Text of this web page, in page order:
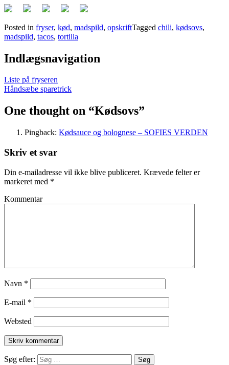
Posted in fryser, kød, madspild, opskriftTagged chili, kødsovs,
madspild, tacos, tortilla
Indlægsnavigation
Liste på fryseren
Håndsæbe sparetrick
One thought on “Kødsovs”
Pingback: Kødsauce og bolognese – SOFIES VERDEN
Skriv et svar
Din e-mailadresse vil ikke blive publiceret. Krævede felter er
markeret med *
Kommentar
Navn *
E-mail *
Websted
Søg efter: